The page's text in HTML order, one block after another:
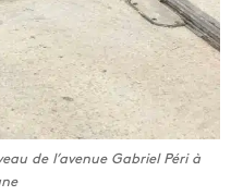
de l’avenue Gabriel Péri à